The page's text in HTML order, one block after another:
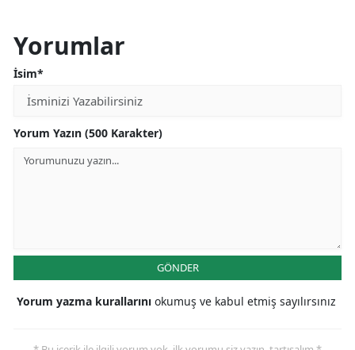
Yorumlar
İsim*
Yorum Yazın (500 Karakter)
GÖNDER
Yorum yazma kurallarını okumuş ve kabul etmiş sayılırsınız